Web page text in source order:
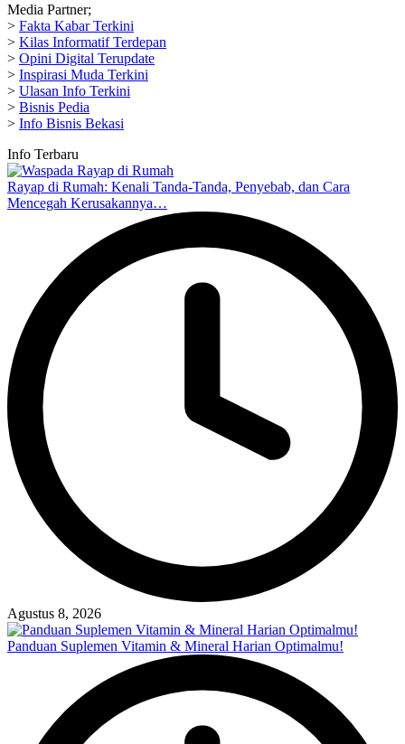
Media Partner;
> Fakta Kabar Terkini
> Kilas Informatif Terdepan
> Opini Digital Terupdate
> Inspirasi Muda Terkini
> Ulasan Info Terkini
> Bisnis Pedia
> Info Bisnis Bekasi
Info Terbaru
Rayap di Rumah: Kenali Tanda-Tanda, Penyebab, dan Cara
Mencegah Kerusakannya…
Agustus 8, 2026
Panduan Suplemen Vitamin & Mineral Harian Optimalmu!